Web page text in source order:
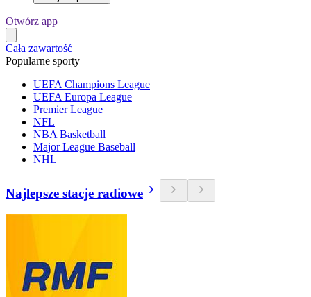
Otwórz app
Cała zawartość
Popularne sporty
UEFA Champions League
UEFA Europa League
Premier League
NFL
NBA Basketball
Major League Baseball
NHL
Najlepsze stacje radiowe